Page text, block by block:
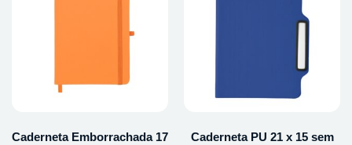
Caderneta Emborrachada 17
Caderneta PU 21 x 15 sem